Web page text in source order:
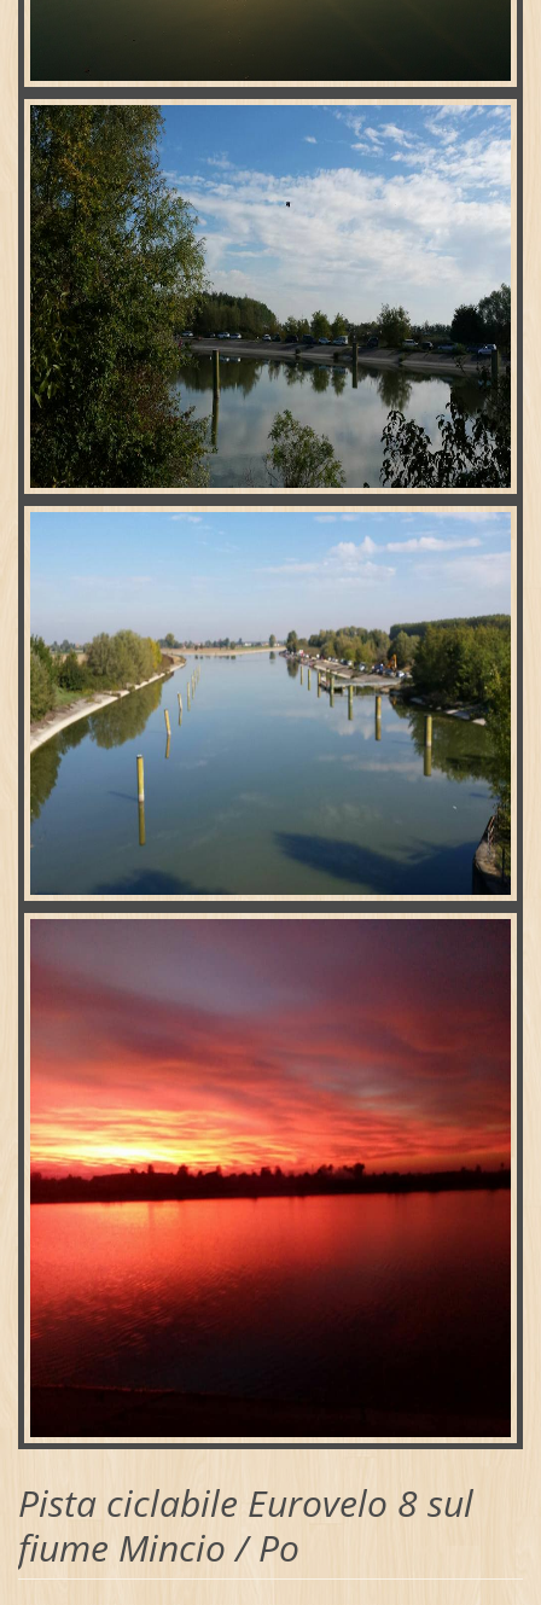
Pista ciclabile Eurovelo 8 sul
fiume Mincio / Po